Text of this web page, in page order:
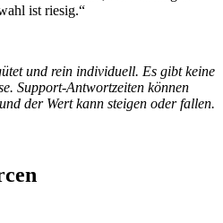
ist riesig.“
und rein individuell. Es gibt keine
Support-Antwortzeiten können
der Wert kann steigen oder fallen.